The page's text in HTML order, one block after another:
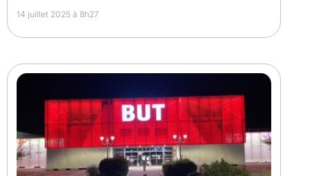
14 juillet 2025 à 8h27